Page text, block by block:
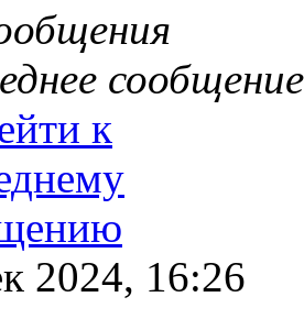
сообщение
2024, 16:26